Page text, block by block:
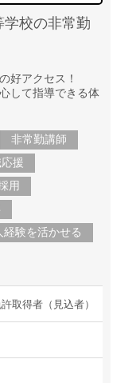
校の非常勤
好アクセス！
して指導できる体
非常勤講師
援
用
経験を活かせる
取得者（見込者）